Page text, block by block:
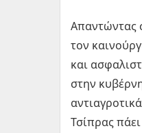
Απαντώντας
τον
και
στην
Τσίπρας